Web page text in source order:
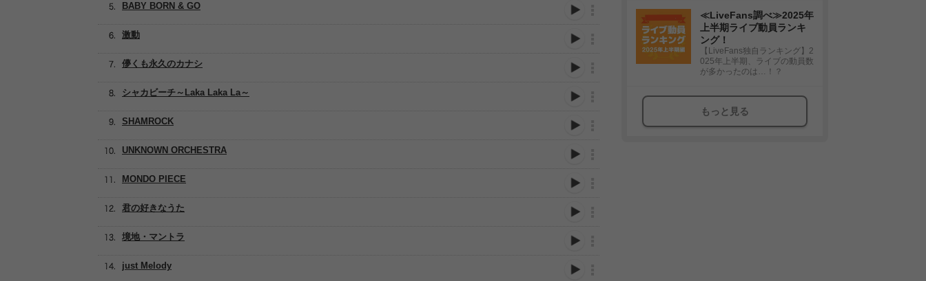
SHAMROCK
BABY BORN & GO
シャカビーチ～Laka Laka La～
儚くも永久のカナシ
激動
UNKNOWN ORCHESTRA
MONDO PIECE
君の好きなうた
境地・マントラ
just Melody
≪LiveFans調べ≫2025年
上半期ライブ動員ランキ
ング！
【LiveFans独自ランキング】2
025年上半期、ライブの動員数
が多かったのは…！？
もっと見る